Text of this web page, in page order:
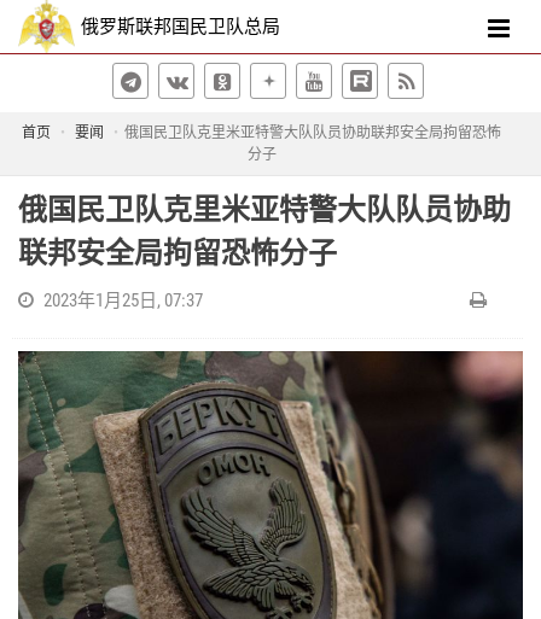
俄罗斯联邦国民卫队总局
首页 要闻
俄国民卫队克里米亚特警大队队员协助联邦安全局拘留恐怖
分子
俄国民卫队克里米亚特警大队队员协助
联邦安全局拘留恐怖分子
2023年1月25日, 07:37